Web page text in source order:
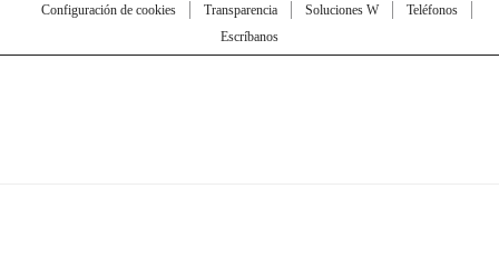
Configuración de cookies
Transparencia Soluciones W
Teléfonos
Escríbanos